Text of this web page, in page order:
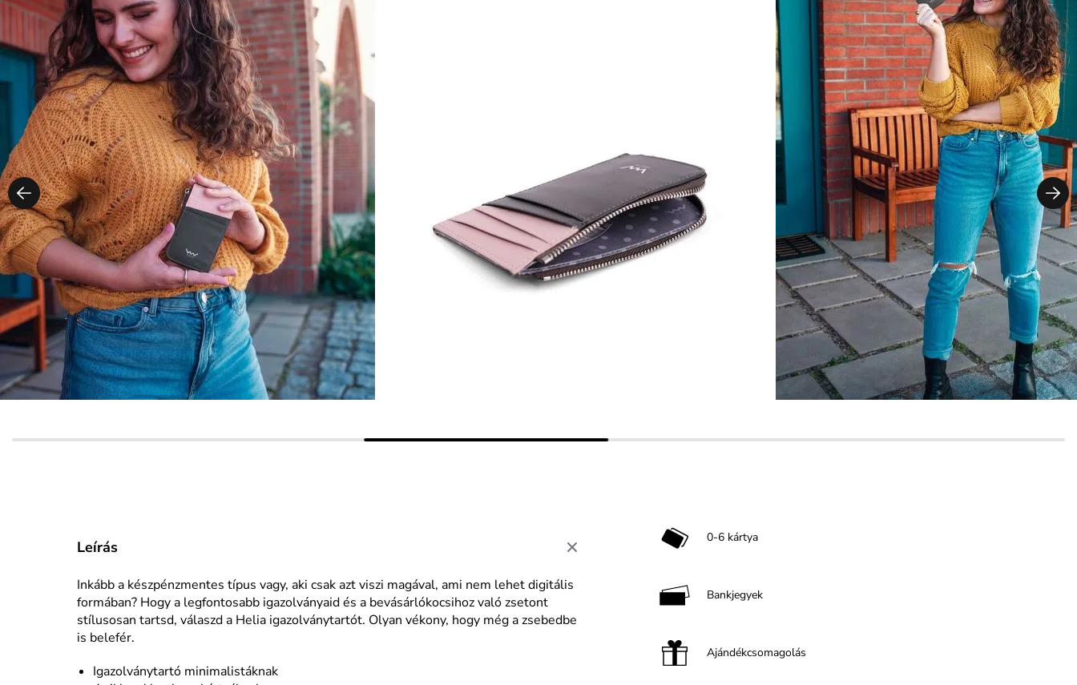
Leírás
Inkább a készpénzmentes típus vagy, aki csak azt viszi magával, ami nem lehet digitális
formában? Hogy a legfontosabb igazolványaid és a bevásárlókocsihoz való zsetont
stílusosan tartsd, válaszd a Helia igazolványtartót. Olyan vékony, hogy még a zsebedbe
is belefér.
Igazolványtartó minimalistáknak
0-6 kártya
Bankjegyek
Ajándékcsomagolás